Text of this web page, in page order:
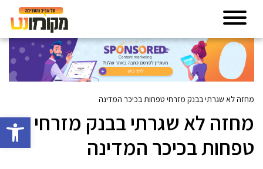
פתח
מחזה לא שגרתי בבנק מזרחי טפחות בכיכר המדינה
מחזה לא שגרתי בבנק מזרחי
טפחות בכיכר המדינה